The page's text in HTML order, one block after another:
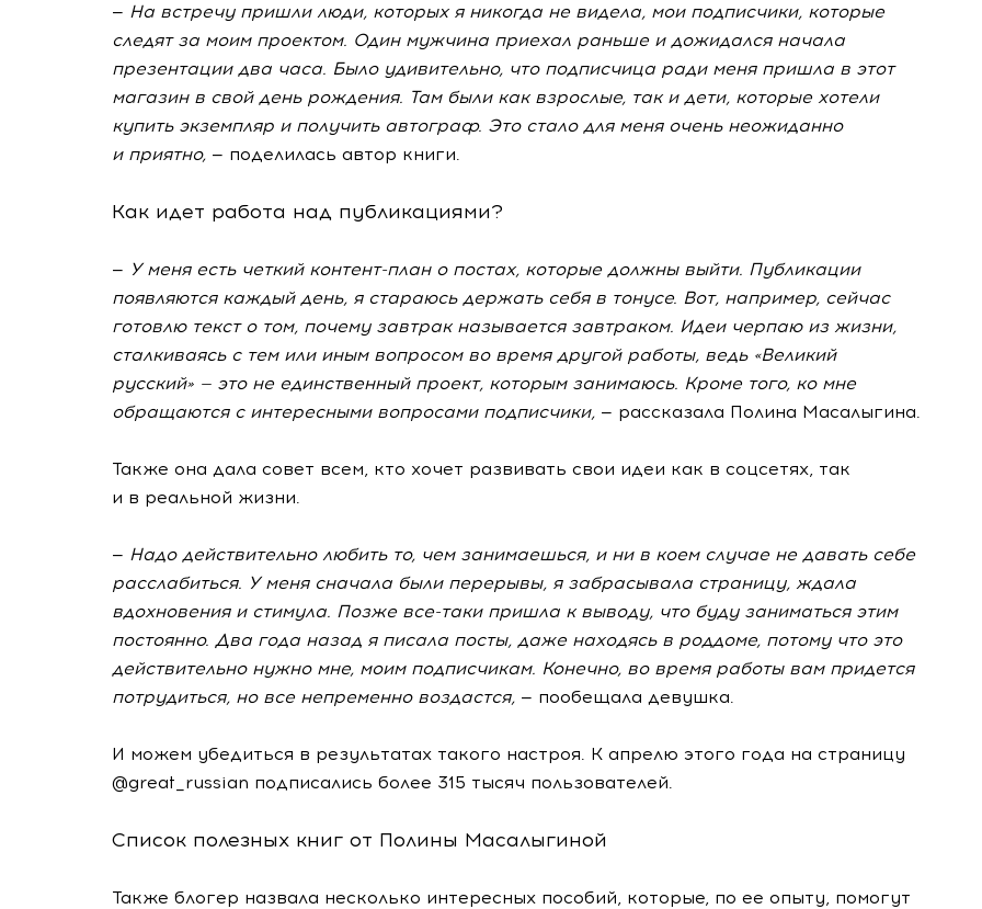
— На встречу пришли люди, которых я никогда не видела, мои подписчики, которые
следят за моим проектом. Один мужчина приехал раньше и дожидался начала
презентации два часа. Было удивительно, что подписчица ради меня пришла в этот
магазин в свой день рождения. Там были как взрослые, так и дети, которые хотели
купить экземпляр и получить автограф. Это стало для меня очень неожиданно
и приятно, — поделилась автор книги.
Как идет работа над публикациями?
— У меня есть четкий контент-плано постах, которые должны выйти. Публикации
появляются каждый день, я стараюсь держать себя в тонусе. Вот, например, сейчас
готовлю текст о том, почему завтрак называется завтраком. Идеи черпаю из жизни,
сталкиваясь с тем или иным вопросом во время другой работы, ведь «Великий
русский» — это не единственный проект, которым занимаюсь. Кроме того, ко мне
обращаются с интересными вопросами подписчики, — рассказала Полина Масалыгина.
Также она дала совет всем, кто хочет развивать свои идеи как в соцсетях, так
и в реальной жизни.
— Надо действительно любить то, чем занимаешься, и ни в коем случае не давать себе
расслабиться. У меня сначала были перерывы, я забрасывала страницу, ждала
вдохновения и стимула. Позже все-такипришла к выводу, что буду заниматься этим
постоянно. Два года назад я писала посты, даже находясь в роддоме, потому что это
действительно нужно мне, моим подписчикам. Конечно, во время работы вам придется
потрудиться, но все непременно воздастся, — пообещала девушка.
И можем убедиться в результатах такого настроя. К апрелю этого года на страницу
@great_russian подписались более 315 тысяч пользователей.
Список полезных книг от Полины Масалыгиной
Также блогер назвала несколько интересных пособий, которые, по ее опыту, помогут